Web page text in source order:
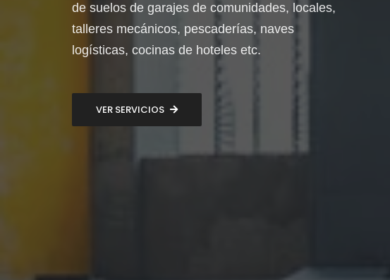
de suelos de garajes de comunidades, locales,
talleres mecánicos, pescaderías, naves
logísticas, cocinas de hoteles etc.
VER SERVICIOS